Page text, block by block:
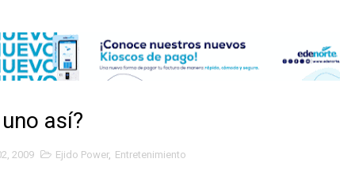
bajó 9 cts. y era vendido a $58.53; el euro sigue a $68.74
Ultiman a puñaladas a un dominicano en Long Island
en tren de Manhattan deja 12 heridos
así?
2009 Ejido Power, Entretenimiento